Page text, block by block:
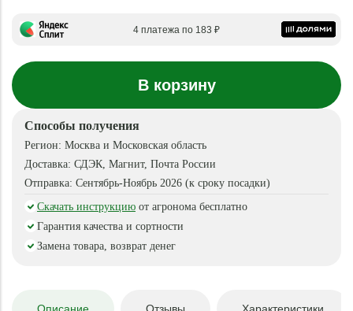
4 платежа по 183 ₽
В корзину
Способы получения
Регион: Москва и Московская область
Доставка: СДЭК, Магнит, Почта России
Отправка: Сентябрь-Ноябрь 2026 (к сроку посадки)
Скачать инструкцию от агронома бесплатно
Гарантия качества и сортности
Замена товара, возврат денег